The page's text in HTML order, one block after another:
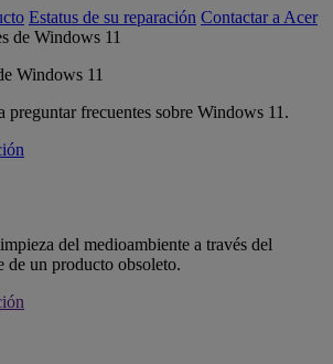
Estatus de su reparación Contactar a Acer
Windows 11
preguntar frecuentes sobre Windows 11.
del medioambiente a través del
de un producto obsoleto.